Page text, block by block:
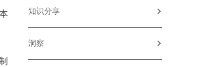
知识分享
洞察